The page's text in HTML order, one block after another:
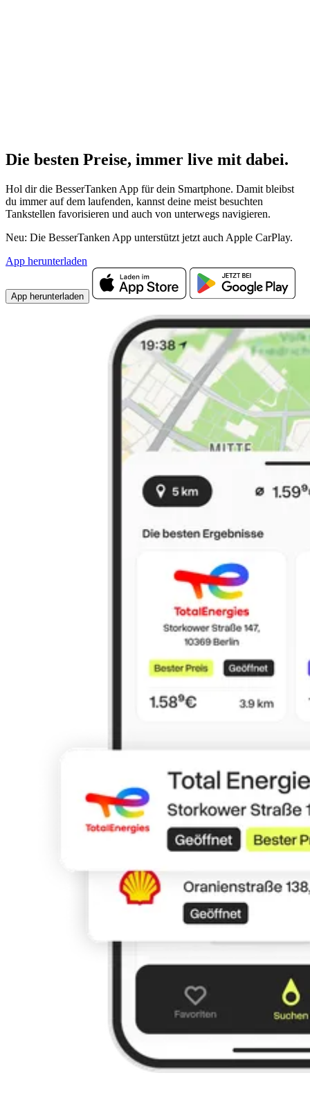
Die besten Preise, immer live mit dabei.
Hol dir die BesserTanken App für dein Smartphone. Damit bleibst
du immer auf dem laufenden, kannst deine meist besuchten
Tankstellen favorisieren und auch von unterwegs navigieren.
Neu: Die BesserTanken App unterstützt jetzt auch Apple CarPlay.
App herunterladen
App herunterladen